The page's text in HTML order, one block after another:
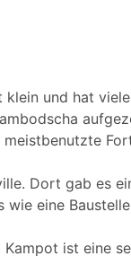
und hat
Dort gab es
wie eine
ist eine